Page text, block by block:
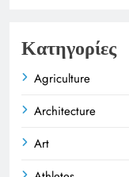
Κατηγορίες
Agriculture
Architecture
Art